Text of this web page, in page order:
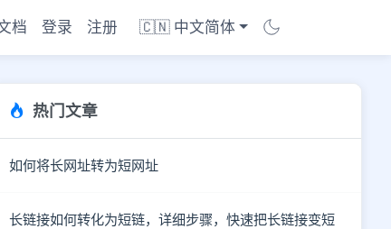
档 登录 注册 🇨🇳 中文简体
热门文章
如何将长网址转为短网址
长链接如何转化为短链，详细步骤，快速把长链接变短